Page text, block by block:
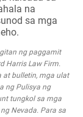
na
sa mga
ng paggamit
Harris Law Firm.
at bulletin, mga ulat
ng Pulisya ng
tungkol sa mga
Nevada. Para sa